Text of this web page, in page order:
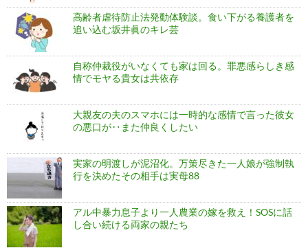
高齢者虐待防止法発動体験談。食い下がる養護者を
追い込む坂井眞のキレ芸
自称仲裁役がいなくても家は回る。罪悪感らしき感
情でモヤる貴女は共依存
大親友の夫のスマホには一時的な感情で言った彼女
の悪口が‥また仲良くしたい
実家の明渡しが泥沼化。万策尽きた一人娘が強制執
行を決めたその相手は実母88
アル中暴力息子より一人農業の嫁を救え！SOSに話
し合い続ける両家の親たち